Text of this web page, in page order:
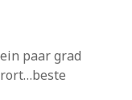
paar grad